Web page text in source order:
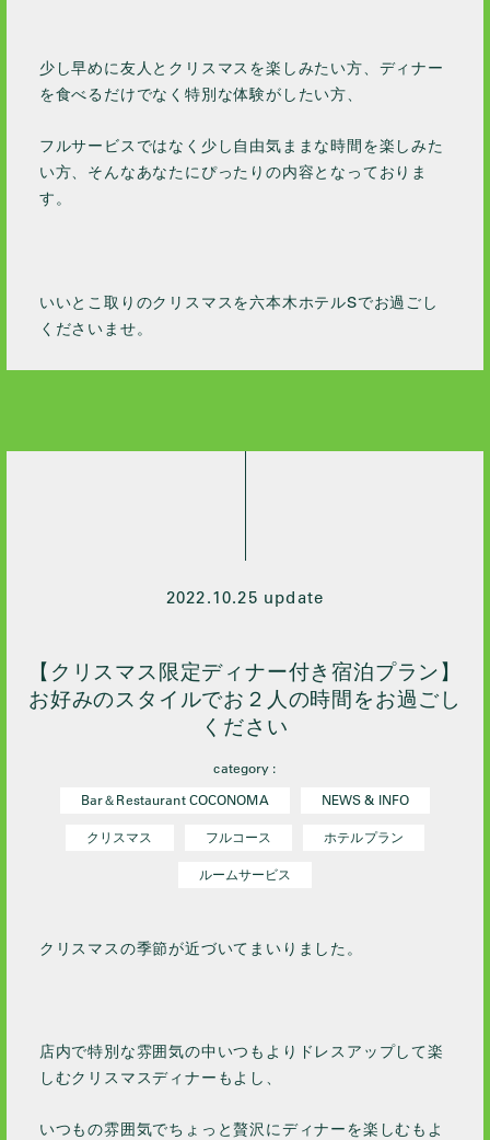
少し早めに友人とクリスマスを楽しみたい方、ディナー
を食べるだけでなく特別な体験がしたい方、
フルサービスではなく少し自由気ままな時間を楽しみた
い方、そんなあなたにぴったりの内容となっておりま
す。
いいとこ取りのクリスマスを六本木ホテルSでお過ごし
くださいませ。
2022.10.25 update
【クリスマス限定ディナー付き宿泊プラン】
お好みのスタイルでお２人の時間をお過ごし
ください
category :
Bar＆Restaurant COCONOMA
NEWS & INFO
クリスマス フルコース ホテルプラン
ルームサービス
クリスマスの季節が近づいてまいりました。
店内で特別な雰囲気の中いつもよりドレスアップして楽
しむクリスマスディナーもよし、
いつもの雰囲気でちょっと贅沢にディナーを楽しむもよ